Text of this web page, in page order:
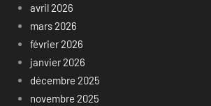
avril 2026
mars 2026
février 2026
janvier 2026
décembre 2025
novembre 2025